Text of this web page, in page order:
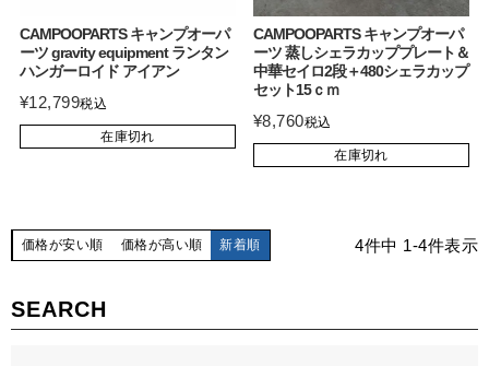
SEARCH
CAMPOOPARTS キャンプオーパ
ーツ gravity equipment ランタン
ハンガーロイド アイアン
¥12,799税込
在庫切れ
CAMPOOPARTS キャンプオーパ
ーツ 蒸しシェラカッププレート＆
中華セイロ2段＋480シェラカップ
セット15ｃｍ
¥8,760税込
在庫切れ
価格が安い順 価格が高い順 新着順 4件中 1-4件表示